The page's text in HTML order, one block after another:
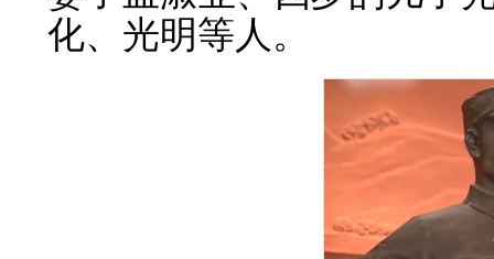
化、光明等人。